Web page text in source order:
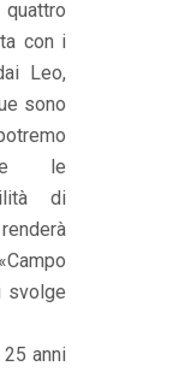
con i
Leo,
sono
le
di
svolge
anni